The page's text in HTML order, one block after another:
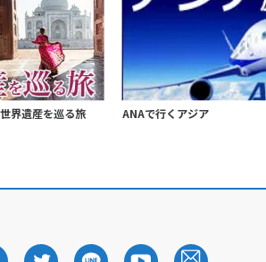
界遺産を巡る旅 ANAで行くアジア